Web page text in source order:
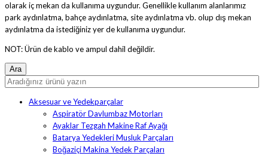
olarak iç mekan da kullanıma uygundur. Genellikle kullanım alanlarımız
park aydınlatma, bahçe aydınlatma, site aydınlatma vb. olup dış mekan
aydınlatma da istediğiniz yer de kullanıma uygundur.
NOT: Ürün de kablo ve ampul dahil değildir.
Aksesuar ve Yedekparçalar
Aspiratör Davlumbaz Motorları
Ayaklar Tezgah Makine Raf Ayağı
Batarya Yedekleri Musluk Parçaları
Boğaziçi Makina Yedek Parçaları